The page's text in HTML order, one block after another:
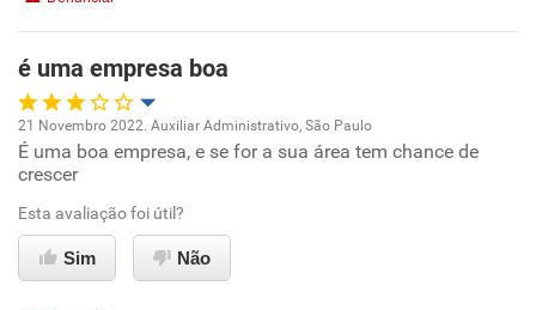
Benefícios
Recomenda esta empresa
Recomenda a diretoria
é uma empresa boa
Oportunidade de promoção
Ambiente de trabalho
Conciliação com a vida familiar
21 Novembro 2022. Auxiliar Administrativo, São Paulo
É uma boa empresa, e se for a sua área tem chance de
crescer
Esta avaliação foi útil?
Sim Não